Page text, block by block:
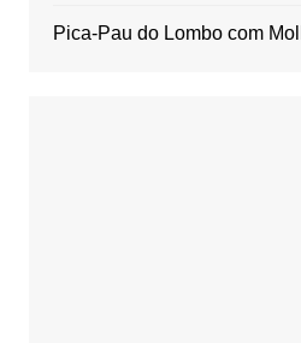
Pica-Pau do Lombo com